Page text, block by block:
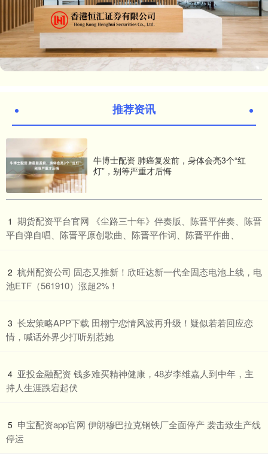
推荐资讯
牛博士配资 肺癌复发前，身体会亮3个“红
灯”，别等严重才后悔
1 ​期货配资平台官网 《尘路三十年》伴奏版、陈晋平伴奏、陈晋
平自弹自唱、陈晋平原创歌曲、陈晋平作词、陈晋平作曲、
2 ​杭州配资公司 固态又推新！欣旺达新一代全固态电池上线，电
池ETF（561910）涨超2%！
3 ​长宏策略APP下载 田栩宁恋情风波再升级！疑似若若回应恋
情，喊话外界少打听别惹她
4 ​亚投金融配资 钱多难买精神健康，48岁李维嘉人到中年，主
持人生涯跌宕起伏
5 ​申宝配资app官网 伊朗穆巴拉克钢铁厂全面停产 袭击致生产线
停运